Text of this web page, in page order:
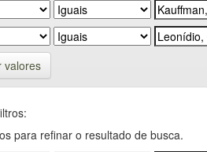
valores
para refinar o resultado de busca.